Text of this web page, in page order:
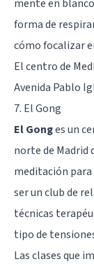
mente en
forma de
cómo focalizar
El centro de
Avenida Pablo
7. El Gong
El Gonges un
norte de Madrid
meditación
ser un club de
técnicas
tipo de
Las clases que